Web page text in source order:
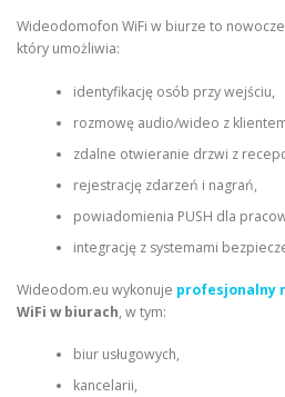
Wideodomofon WiFi w biurze to
który umożliwia:
identyfikację osób przy wejściu,
rozmowę audio/wideo z
zdalne otwieranie drzwi z
rejestrację zdarzeń i nagrań,
powiadomienia PUSH dla
integrację z systemami
Wideodom.eu wykonuje profesjonalny
WiFi w biurach, w tym:
biur usługowych,
kancelarii,